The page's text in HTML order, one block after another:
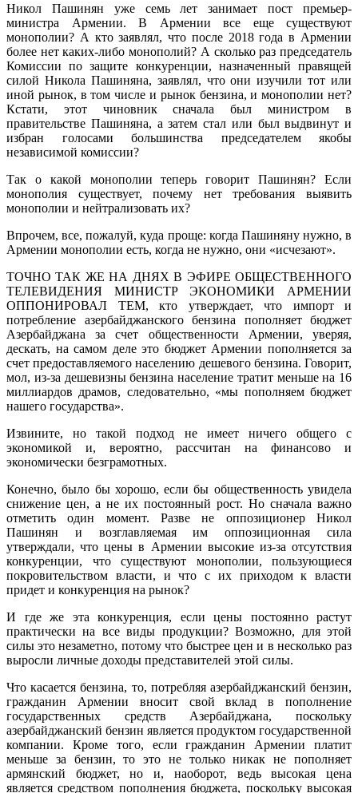
Никол Пашинян уже семь лет занимает пост премьер-
министра Армении. В Армении все еще существуют
монополии? А кто заявлял, что после 2018 года в Армении
более нет каких-либо монополий? А сколько раз председатель
Комиссии по защите конкуренции, назначенный правящей
силой Никола Пашиняна, заявлял, что они изучили тот или
иной рынок, в том числе и рынок бензина, и монополии нет?
Кстати, этот чиновник сначала был министром в
правительстве Пашиняна, а затем стал или был выдвинут и
избран голосами большинства председателем якобы
независимой комиссии?
Так о какой монополии теперь говорит Пашинян? Если
монополия существует, почему нет требования выявить
монополии и нейтрализовать их?
Впрочем, все, пожалуй, куда проще: когда Пашиняну нужно, в
Армении монополии есть, когда не нужно, они «исчезают».
ТОЧНО ТАК ЖЕ НА ДНЯХ В ЭФИРЕ ОБЩЕСТВЕННОГО
ТЕЛЕВИДЕНИЯ МИНИСТР ЭКОНОМИКИ АРМЕНИИ
ОППОНИРОВАЛ ТЕМ, кто утверждает, что импорт и
потребление азербайджанского бензина пополняет бюджет
Азербайджана за счет общественности Армении, уверяя,
дескать, на самом деле это бюджет Армении пополняется за
счет предоставляемого населению дешевого бензина. Говорит,
мол, из-за дешевизны бензина население тратит меньше на 16
миллиардов драмов, следовательно, «мы пополняем бюджет
нашего государства».
Извините, но такой подход не имеет ничего общего с
экономикой и, вероятно, рассчитан на финансово и
экономически безграмотных.
Конечно, было бы хорошо, если бы общественность увидела
снижение цен, а не их постоянный рост. Но сначала важно
отметить один момент. Разве не оппозиционер Никол
Пашинян и возглавляемая им оппозиционная сила
утверждали, что цены в Армении высокие из-за отсутствия
конкуренции, что существуют монополии, пользующиеся
покровительством власти, и что с их приходом к власти
придет и конкуренция на рынок?
И где же эта конкуренция, если цены постоянно растут
практически на все виды продукции? Возможно, для этой
силы это незаметно, потому что быстрее цен и в несколько раз
выросли личные доходы представителей этой силы.
Что касается бензина, то, потребляя азербайджанский бензин,
гражданин Армении вносит свой вклад в пополнение
государственных средств Азербайджана, поскольку
азербайджанский бензин является продуктом государственной
компании. Кроме того, если гражданин Армении платит
меньше за бензин, то это не только никак не пополняет
армянский бюджет, но и, наоборот, ведь высокая цена
является средством пополнения бюджета, поскольку высокая